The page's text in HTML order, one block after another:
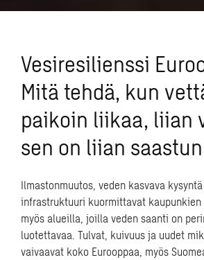
Vesiresilienssi
Mitä tehdä, kun
paikoin liikaa, liian
sen on liian
Ilmastonmuutos, veden kasvava
infrastruktuuri kuormittavat
myös alueilla, joilla veden saanti on
luotettavaa. Tulvat, kuivuus ja uudet
vaivaavat koko Eurooppaa, myös